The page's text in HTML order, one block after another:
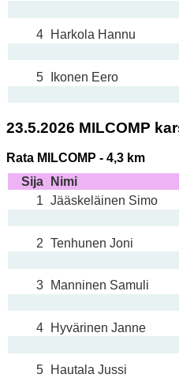
4
Harkola Hannu
5
Ikonen Eero
23.5.2026 MILCOMP
Rata MILCOMP - 4,3 km
Sija
Nimi
1
Jääskeläinen Simo
2
Tenhunen Joni
3
Manninen Samuli
4
Hyvärinen Janne
5
Hautala Jussi